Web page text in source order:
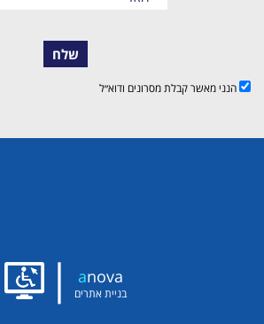
שלח
הנני מאשר קבלת מסרונים ודוא״ל
anova
בניית אתרים |